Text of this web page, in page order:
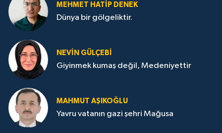
MEHMET HATİP DENEK
Dünya bir gölgeliktir.
NEVİN GÜLÇEBİ
Giyinmek kumaş değil, Medeniyettir
MAHMUT AŞIKOĞLU
Yavru vatanın gazi şehri Mağusa